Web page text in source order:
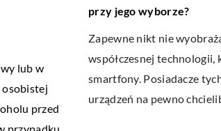
lub w
osobistej
przed
przypadku
nie wyobraża sobie życia bez
technologii, którą zdominowały
tych delikatnych
chcieliby długo […]